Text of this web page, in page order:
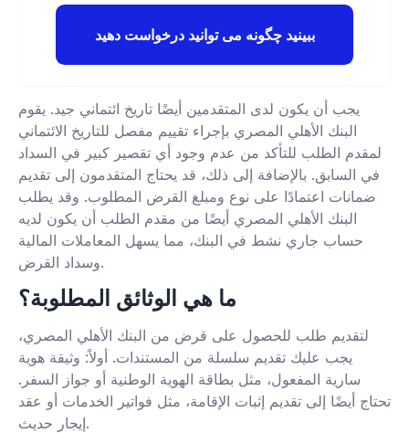
ببینید چگونه می توانید درخواست دهید
يجب أن يكون لدى المتقدمين أيضًا تاريخ ائتماني جيد. يقوم
البنك الأهلي المصري بإجراء تقييم مفصل للتاريخ الائتماني
لمقدم الطلب للتأكد من عدم وجود أي تقصير كبير في السداد
في السابق. بالإضافة إلى ذلك، قد يحتاج المتقدمون إلى تقديم
ضمانات اعتمادًا على نوع ومبلغ القرض المطلوب. وقد يطلب
البنك الأهلي المصري أيضًا من مقدم الطلب أن يكون لديه
حساب جاري نشط في البنك، مما يسهل المعاملات المالية
وسداد القرض.
ما هي الوثائق المطلوبة؟
لتقديم طلب للحصول على قرض من البنك الأهلي المصري،
يجب عليك تقديم سلسلة من المستندات. أولاً: وثيقة هوية
سارية المفعول، مثل بطاقة الهوية الوطنية أو جواز السفر.
تحتاج أيضًا إلى تقديم إثبات الإقامة، مثل فواتير الخدمات أو عقد
إيجار حديث.